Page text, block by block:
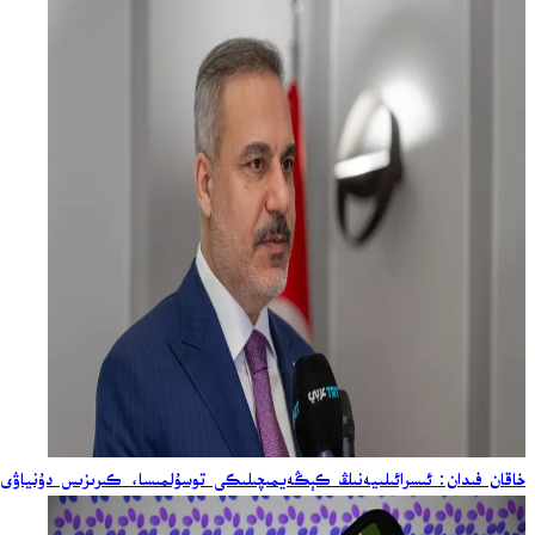
خاقان فىدان: ئىسرائىلىيەنىڭ كېڭەيمىچىلىكى توسۇلمىسا، كىرىزىس